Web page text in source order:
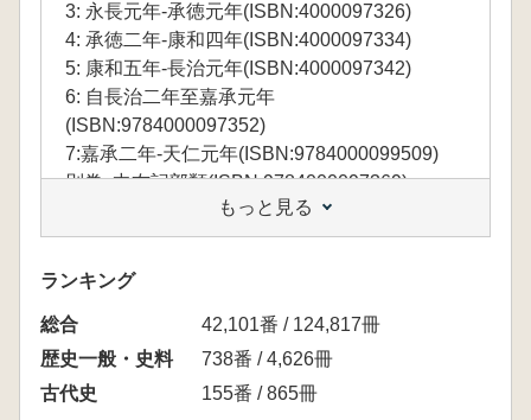
3: 永長元年-承徳元年(ISBN:4000097326)
4: 承徳二年-康和四年(ISBN:4000097334)
5: 康和五年-長治元年(ISBN:4000097342)
6: 自長治二年至嘉承元年
(ISBN:9784000097352)
7:嘉承二年-天仁元年(ISBN:9784000099509)
別巻: 中右記部類(ISBN:9784000097369)
底本: 陽明文庫所蔵古写本ほか
もっと見る
ランキング
総合
42,101番 / 124,817冊
歴史一般・史料
738番 / 4,626冊
古代史
155番 / 865冊